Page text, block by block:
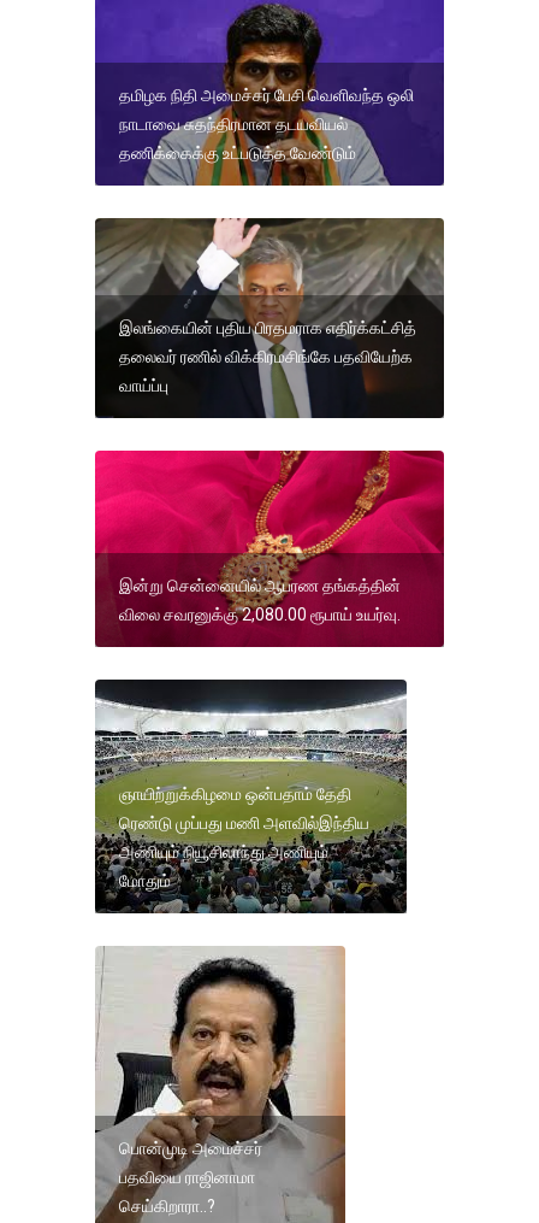
தமிழக நிதி அமைச்சர் பேசி வெளிவந்த ஒலி
நாடாவை சுதந்திரமான தடயவியல்
தணிக்கைக்கு உட்படுத்த வேண்டும்
இலங்கையின் புதிய பிரதமராக எதிர்க்கட்சித்
தலைவர் ரணில் விக்கிரமசிங்கே பதவியேற்க
வாய்ப்பு
இன்று சென்னையில் ஆபரண தங்கத்தின்
விலை சவரனுக்கு 2,080.00 ரூபாய் உயர்வு.
ஞாயிற்றுக்கிழமை ஒன்பதாம் தேதி
ரெண்டு முப்பது மணி அளவில்இந்திய
அணியும் நியூசிலாந்து அணியும்
மோதும்
பொன்முடி அமைச்சர்
பதவியை ராஜினாமா
செய்கிறாரா..?